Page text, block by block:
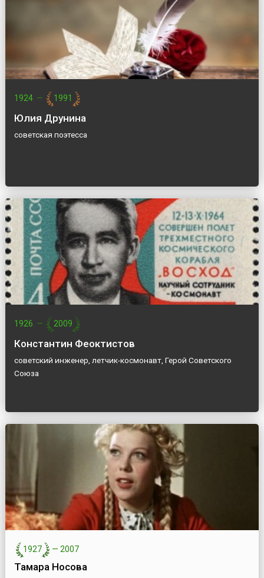
1924 — 1991
Юлия Друнина
советская поэтесса
1926 — 2009
Константин Феоктистов
советский инженер, летчик-космонавт, Герой Советского
Союза
1927 — 2007
Тамара Носова